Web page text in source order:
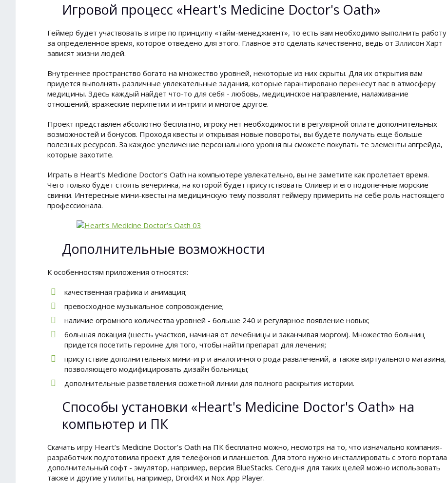
Игровой процесс «Heart's Medicine Doctor's Oath»
Геймер будет участвовать в игре по принципу «тайм-менеджмент», то есть вам необходимо выполнить работу
за определенное время, которое отведено для этого. Главное это сделать качественно, ведь от Эллисон Харт
зависят жизни людей.
Внутреннее пространство богато на множество уровней, некоторые из них скрыты. Для их открытия вам
придется выполнять различные увлекательные задания, которые гарантировано перенесут вас в атмосферу
медицины. Здесь каждый найдет что-то для себя - любовь, медицинское направление, налаживание
отношений, вражеские перипетии и интриги и многое другое.
Проект представлен абсолютно бесплатно, игроку нет необходимости в регулярной оплате дополнительных
возможностей и бонусов. Проходя квесты и открывая новые повороты, вы будете получать еще больше
полезных ресурсов. За каждое увеличение персонального уровня вы сможете покупать те элементы апгрейда,
которые захотите.
Играть в Heart’s Medicine Doctor’s Oath на компьютере увлекательно, вы не заметите как пролетает время.
Чего только будет стоять вечеринка, на которой будет присутствовать Оливер и его подопечные морские
свинки. Интересные мини-квесты на медицинскую тему позволят геймеру примерить на себе роль настоящего
профессионала.
Дополнительные возможности
К особенностям приложения относятся:
качественная графика и анимация;
превосходное музыкальное сопровождение;
наличие огромного количества уровней - больше 240 и регулярное появление новых;
большая локация (шесть участков, начиная от лечебницы и заканчивая моргом). Множество больниц
придется посетить героине для того, чтобы найти препарат для лечения;
присутствие дополнительных мини-игр и аналогичного рода развлечений, а также виртуального магазина,
позволяющего модифицировать дизайн больницы;
дополнительные разветвления сюжетной линии для полного раскрытия истории.
Способы установки «Heart's Medicine Doctor's Oath» на
компьютер и ПК
Скачать игру Heart’s Medicine Doctor’s Oath на ПК бесплатно можно, несмотря на то, что изначально компания-
разработчик подготовила проект для телефонов и планшетов. Для этого нужно инсталлировать с этого портала
дополнительный софт - эмулятор, например, версия BlueStacks. Сегодня для таких целей можно использовать
также и другие утилиты, например, Droid4X и Nox App Player.